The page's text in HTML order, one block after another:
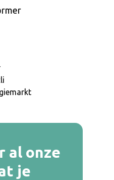
al onze
je